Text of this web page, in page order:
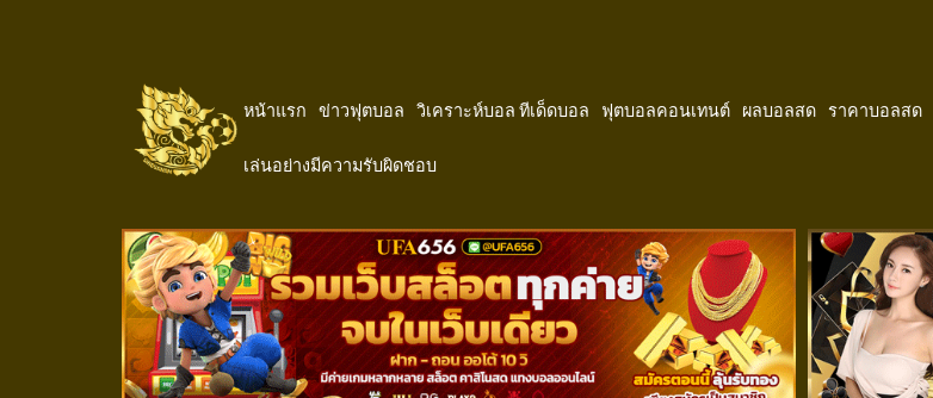
หน้าแรก ข่าวฟุตบอล วิเคราะห์บอล ทีเด็ดบอล ฟุตบอลคอนเทนต์ ผลบอลสด ราคาบอลสด
เล่นอย่างมีความรับผิดชอบ